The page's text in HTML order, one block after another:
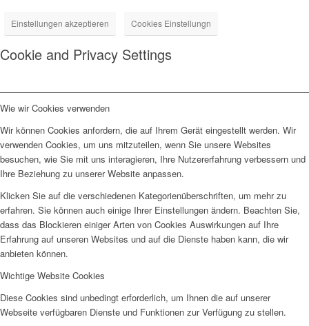
Einstellungen akzeptieren Cookies Einstellungn
Cookie and Privacy Settings
Wie wir Cookies verwenden
Wir können Cookies anfordern, die auf Ihrem Gerät eingestellt werden. Wir
verwenden Cookies, um uns mitzuteilen, wenn Sie unsere Websites
besuchen, wie Sie mit uns interagieren, Ihre Nutzererfahrung verbessern und
Ihre Beziehung zu unserer Website anpassen.
Klicken Sie auf die verschiedenen Kategorienüberschriften, um mehr zu
erfahren. Sie können auch einige Ihrer Einstellungen ändern. Beachten Sie,
dass das Blockieren einiger Arten von Cookies Auswirkungen auf Ihre
Erfahrung auf unseren Websites und auf die Dienste haben kann, die wir
anbieten können.
Wichtige Website Cookies
Diese Cookies sind unbedingt erforderlich, um Ihnen die auf unserer
Webseite verfügbaren Dienste und Funktionen zur Verfügung zu stellen.